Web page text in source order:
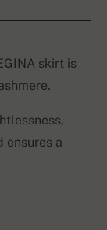
skirt is
ensures a